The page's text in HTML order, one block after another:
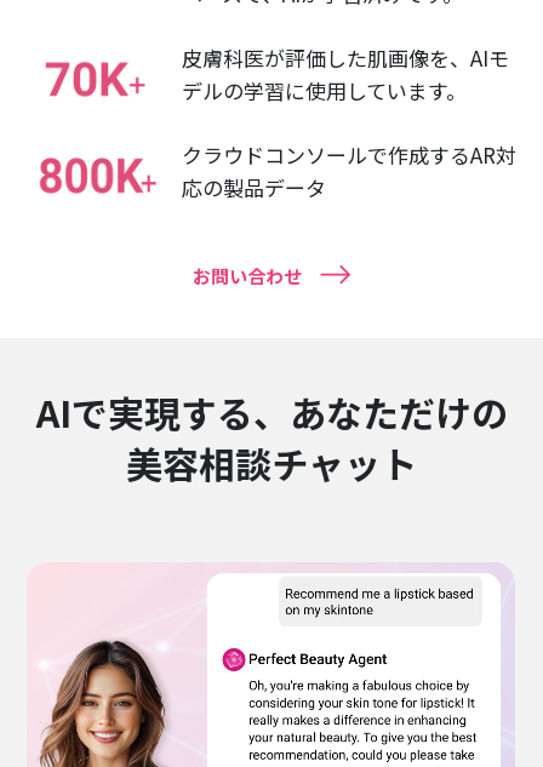
皮膚科医が評価した肌画像を、AIモ
デルの学習に使用しています。
クラウドコンソールで作成するAR対
応の製品データ
お問い合わせ
AIで実現する、あなただけの
美容相談チャット